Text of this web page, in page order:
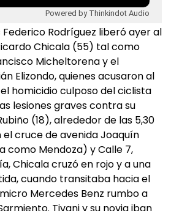
Powered by Thinkindot Audio
Federico Rodríguez liberó ayer al
Chicala (55) tal como
Micheltorena y el
Elizondo, quienes acusaron al
homicidio culposo del ciclista
lesiones graves contra su
(18), alrededor de las 5,30
el cruce de avenida Joaquín
como Mendoza) y Calle 7,
Chicala cruzó en rojo y a una
cuando transitaba hacia el
Mercedes Benz rumbo a